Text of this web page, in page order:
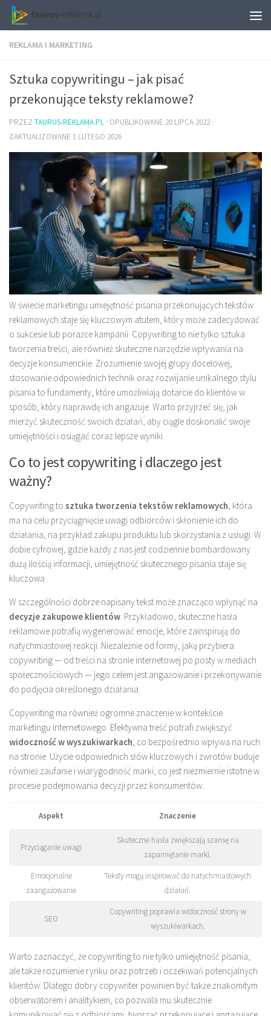
REKLAMA I MARKETING
Sztuka copywritingu – jak pisać
przekonujące teksty reklamowe?
PRZEZ TAURUS-REKLAMA.PL · OPUBLIKOWANE 20 LIPCA 2022 ·
ZAKTUALIZOWANE 1 LUTEGO 2026
W świecie marketingu umiejętność pisania przekonujących tekstów
reklamowych staje się kluczowym atutem, który może zadecydować
o sukcesie lub porażce kampanii. Copywriting to nie tylko sztuka
tworzenia treści, ale również skuteczne narzędzie wpływania na
decyzje konsumenckie. Zrozumienie swojej grupy docelowej,
stosowanie odpowiednich technik oraz rozwijanie unikalnego stylu
pisania to fundamenty, które umożliwiają dotarcie do klientów w
sposób, który naprawdę ich angażuje. Warto przyjrzeć się, jak
mierzyć skuteczność swoich działań, aby ciągle doskonalić swoje
umiejętności i osiągać coraz lepsze wyniki.
Co to jest copywriting i dlaczego jest
ważny?
Copywriting to sztuka tworzenia tekstów reklamowych, która
ma na celu przyciągnięcie uwagi odbiorców i skłonienie ich do
działania, na przykład zakupu produktu lub skorzystania z usługi. W
dobie cyfrowej, gdzie każdy z nas jest codziennie bombardowany
dużą ilością informacji, umiejętność skutecznego pisania staje się
kluczowa.
W szczególności dobrze napisany tekst może znacząco wpłynąć na
decyzje zakupowe klientów. Przykładowo, skuteczne hasła
reklamowe potrafią wygenerować emocje, które zainspirują do
natychmiastowej reakcji. Niezależnie od formy, jaką przybiera
copywriting — od treści na stronie internetowej po posty w mediach
społecznościowych — jego celem jest angażowanie i przekonywanie
do podjęcia określonego działania.
Copywriting ma również ogromne znaczenie w kontekście
marketingu internetowego. Efektywna treść potrafi zwiększyć
widoczność w wyszukiwarkach, co bezpośrednio wpływa na ruch
na stronie. Użycie odpowiednich słów kluczowych i zwrotów buduje
również zaufanie i wiarygodność marki, co jest niezmiernie istotne w
procesie podejmowania decyzji przez konsumentów.
Aspekt Znaczenie
Przyciąganie uwagi
Skuteczne hasła zwiększają szansę na
zapamiętanie marki.
Emocjonalne
zaangażowanie
Teksty mogą inspirować do natychmiastowych
działań.
SEO
Copywriting poprawia widoczność strony w
wyszukiwarkach.
Warto zaznaczyć, że copywriting to nie tylko umiejętność pisania,
ale także rozumienie rynku oraz potrzeb i oczekiwań potencjalnych
klientów. Dlatego dobry copywriter powinien być także znakomitym
obserwatorem i analitykiem, co pozwala mu skutecznie